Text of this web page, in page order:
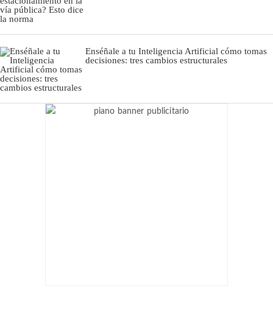
Enséñale a tu Inteligencia Artificial cómo tomas
decisiones: tres cambios estructurales